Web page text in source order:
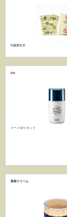
乳酸菌玄米
UV
イーノUVリキッド
美容クリーム